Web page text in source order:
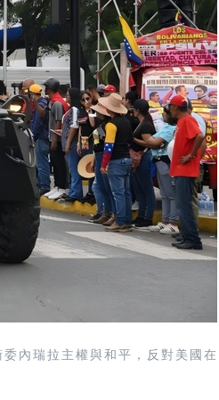
內瑞拉主權與和平，反對美國在